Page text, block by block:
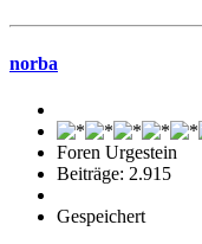
norba
Foren Urgestein
Beiträge: 2.915
Gespeichert